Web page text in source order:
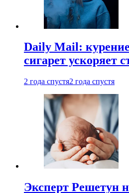
Daily Mail:
сигарет ускоряет
2 года спустя2 года спустя
Эксперт Решетун